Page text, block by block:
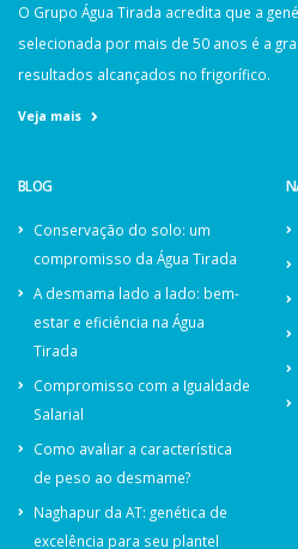
O Grupo Água Tirada acredita que a
selecionada por mais de 50 anos é a
resultados alcançados no frigorífico.
Veja mais
BLOG
Conservação do solo: um
compromisso da Água Tirada
A desmama lado a lado: bem-
estar e eficiência na Água
Tirada
Compromisso com a Igualdade
Salarial
Como avaliar a característica
de peso ao desmame?
Naghapur da AT: genética de
excelência para seu plantel